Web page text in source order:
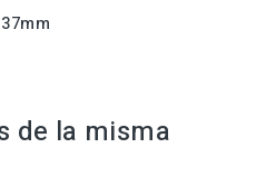
de la misma